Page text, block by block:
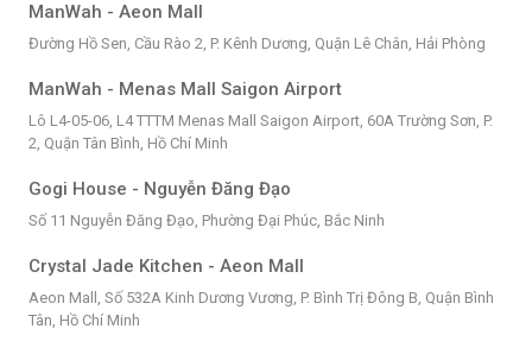
ManWah - Aeon Mall
Đường Hồ Sen, Cầu Rào 2, P. Kênh Dương, Quận Lê Chân, Hải Phòng
ManWah - Menas Mall Saigon Airport
Lô L4-05-06, L4 TTTM Menas Mall Saigon Airport, 60A Trường Sơn, P.
2, Quận Tân Bình, Hồ Chí Minh
Gogi House - Nguyễn Đăng Đạo
Số 11 Nguyễn Đăng Đạo, Phường Đại Phúc, Bắc Ninh
Crystal Jade Kitchen - Aeon Mall
Aeon Mall, Số 532A Kinh Dương Vương, P. Bình Trị Đông B, Quận Bình
Tân, Hồ Chí Minh